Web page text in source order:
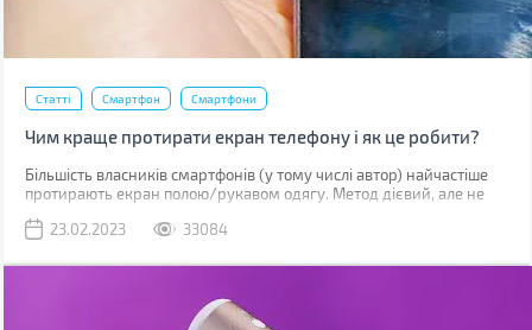
Статті Смартфон Смартфони
Чим краще протирати екран телефону і як це робити?
Більшість власників смартфонів (у тому числі автор) найчастіше
протирають екран полою/рукавом одягу. Метод дієвий, але не
уважно придивитесь до дисплея, скоріше за все побачите
очищення.
23.02.2023 33084